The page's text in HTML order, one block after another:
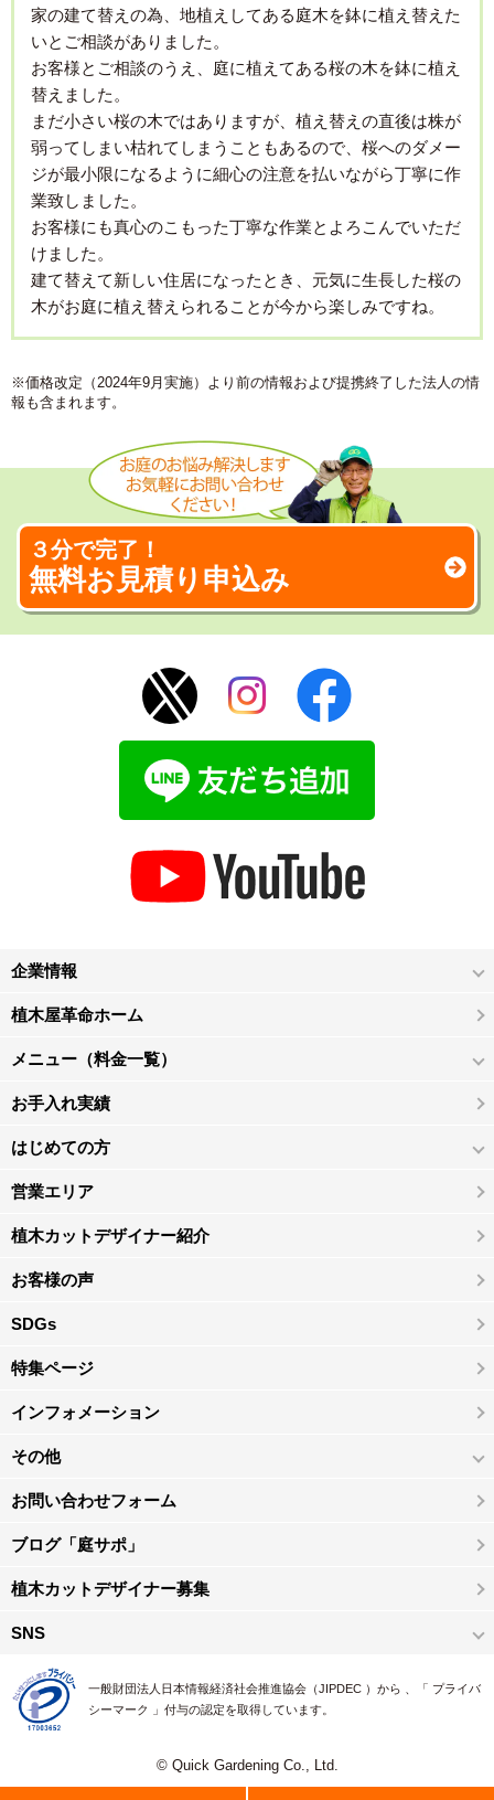
家の建て替えの為、地植えしてある庭木を鉢に植え替えた
いとご相談がありました。
お客様とご相談のうえ、庭に植えてある桜の木を鉢に植え
替えました。
まだ小さい桜の木ではありますが、植え替えの直後は株が
弱ってしまい枯れてしまうこともあるので、桜へのダメー
ジが最小限になるように細心の注意を払いながら丁寧に作
業致しました。
お客様にも真心のこもった丁寧な作業とよろこんでいただ
けました。
建て替えて新しい住居になったとき、元気に生長した桜の
木がお庭に植え替えられることが今から楽しみですね。
※価格改定（2024年9月実施）より前の情報および提携終了した法人の情
報も含まれます。
３分で完了！
無料お見積り申込み
企業情報
植木屋革命ホーム
メニュー（料金一覧）
お手入れ実績
はじめての方
営業エリア
植木カットデザイナー紹介
お客様の声
SDGs
特集ページ
インフォメーション
その他
お問い合わせフォーム
ブログ「庭サポ」
植木カットデザイナー募集
SNS
一般財団法人日本情報経済社会推進協会（JIPDEC ）から 、「 プライバ
シーマーク 」付与の認定を取得しています。
© Quick Gardening Co., Ltd.